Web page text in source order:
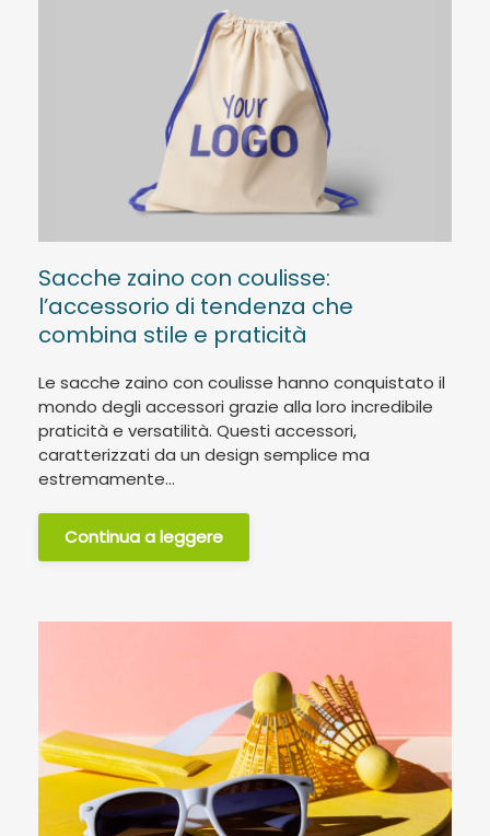
Sacche zaino con coulisse:
l’accessorio di tendenza che
combina stile e praticità
Le sacche zaino con coulisse hanno conquistato il
mondo degli accessori grazie alla loro incredibile
praticità e versatilità. Questi accessori,
caratterizzati da un design semplice ma
estremamente...
Continua a leggere